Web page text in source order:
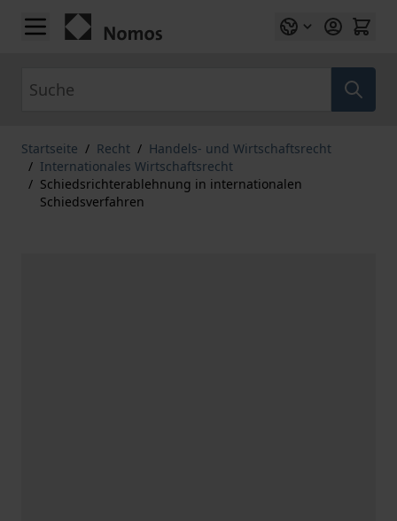
Zum Inhalt springen
Startseite / Recht / Handels- und Wirtschaftsrecht
/ Internationales Wirtschaftsrecht
/ Schiedsrichterablehnung in internationalen
Schiedsverfahren